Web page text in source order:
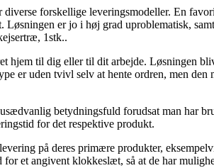
forskellige leveringsmodeller. En
er jo i høj grad uproblematisk,
1stk..
hjem til dig eller til dit arbejde. Løsningen
er uden tvivl selv at hente ordren, men
betydningsfuld forudsat man har
for det respektive produkt.
på deres primære produkter,
et angivent klokkeslæt, så at de har